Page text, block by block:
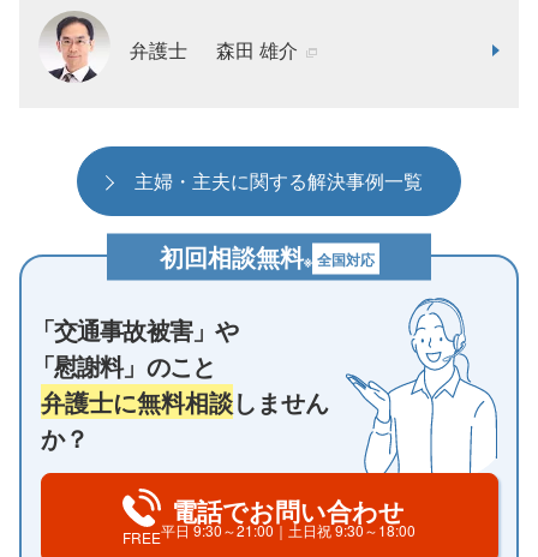
弁護士 森田 雄介
主婦・主夫に関する解決事例一覧
初回相談無料※ 全国対応
「交通事故被害」や
「慰謝料」のこと
弁護士に無料相談しません
か？
FREE
電話でお問い合わせ
平日9:30～21:00｜土日祝9:30～18:00